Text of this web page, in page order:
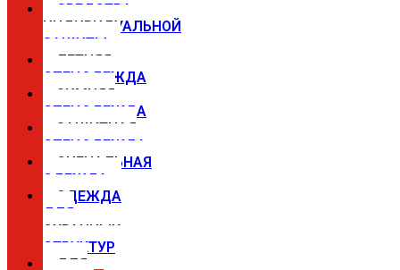
СРЕДСТВА
ИНДИВИДУАЛЬНОЙ
ЗАЩИТЫ
ЛЕТНЯЯ
СПЕЦОДЕЖДА
ЗИМНЯЯ
СПЕЦОДЕЖДА
ЗАЩИТНАЯ
СПЕЦОДЕЖДА
СИГНАЛЬНАЯ
ОДЕЖДА
ОДЕЖДА
ДЛЯ
ОХРАННЫХ
СТРУКТУР
ДЛЯ